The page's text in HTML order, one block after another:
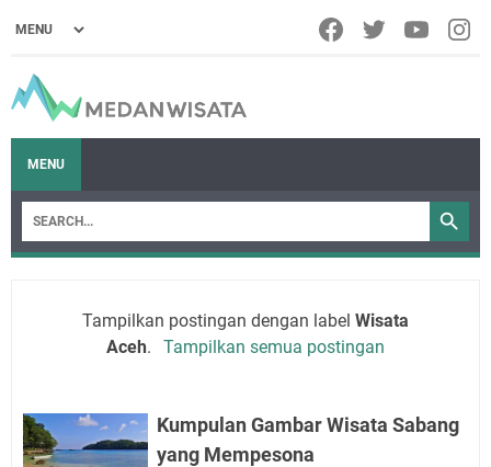
MENU
Tampilkan postingan dengan label Wisata
Aceh. Tampilkan semua postingan
Kumpulan Gambar Wisata Sabang
yang Mempesona